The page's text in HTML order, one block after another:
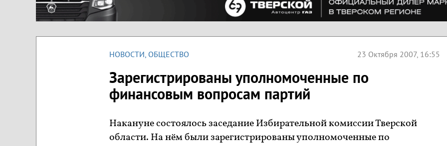
НОВОСТИ, ОБЩЕСТВО 23 Октября 2007, 16:55
Зарегистрированы уполномоченные по
финансовым вопросам партий
Накануне состоялось заседание Избирательной комиссии Тверской
области. На нём были зарегистрированы уполномоченные по